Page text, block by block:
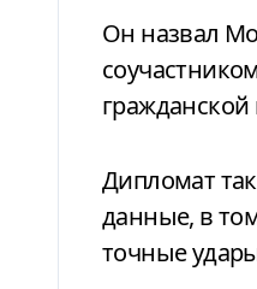
Он назвал
гражданской
Дипломат
данные, в
точные